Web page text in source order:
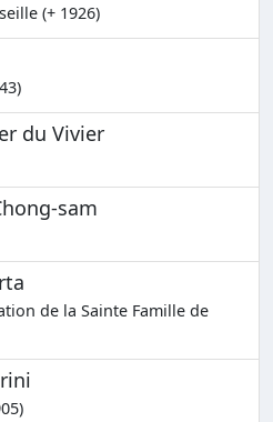
(+ 1926)
du Vivier
sam
de la Sainte Famille de